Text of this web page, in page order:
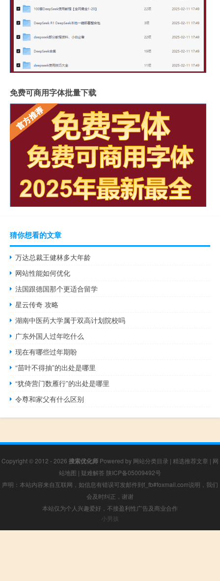
免费可商用字体批量下载
猜你想看的文章
万达总裁王健林多大年龄
网站性能如何优化
法国跟德国那个更适合留学
星云传奇 攻略
湖南中医药大学属于双高计划院校吗
广东外国人过年吃什么
现在有哪些过年期盼
“苗叶不得抽”的出处是哪里
“犹倚营门数雁行”的出处是哪里
令尊和家父有什么区别
Copyright © 2012 - 2026 搜索优化师 Powered by 网站分类目录 | 精选推荐文章 | 网
站地图 | 疑难解答 陕ICP备05009492号
声明：本站内容来自互联网，如信息有错误可发邮件到f_fb#foxmail.com说明，我们
会及时纠正，谢谢
本站仅为个人兴趣爱好，不接盈利性广告及商业合作
小男孩